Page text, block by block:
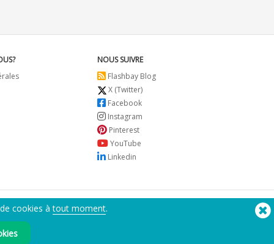
NOUS SUIVRE
Flashbay Blog
X (Twitter)
Facebook
Instagram
Pinterest
YouTube
Linkedin
Besoin d'aide? Tel :
cookies àtout moment.